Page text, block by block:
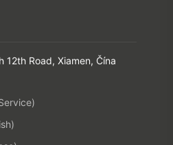
12th Road, Xiamen, Čína